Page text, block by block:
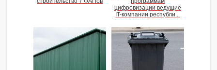
цифровизации ведущие
IT-компании республи...